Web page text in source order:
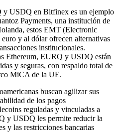
y USDQ en Bitfinex es un ejemplo
Payments, una institución de
estos EMT (Electronic
y al dólar ofrecen alternativas
institucionales.
Ethereum, EURQ y USDQ están
y seguras, con respaldo total de
MiCA de la UE.
buscan agilizar sus
de los pagos
reguladas y vinculadas a
y USDQ les permite reducir la
y las restricciones bancarias